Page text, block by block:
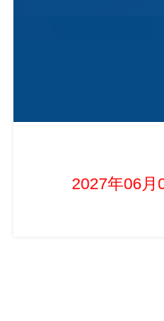
2027年